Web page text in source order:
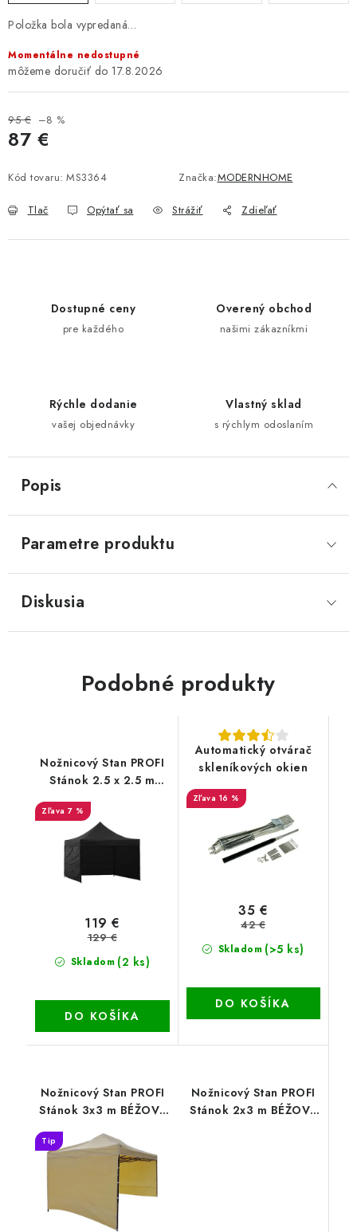
Položka bola vypredaná…
Momentálne nedostupné
17.8.2026
95 € –8 %
87 €
Kód tovaru: MS3364 Značka:MODERNHOME
Tlač Opýtať sa Strážiť Zdieľať
Dostupné ceny
pre každého
Overený obchod
našimi zákazníkmi
Rýchle dodanie
vašej objednávky
Vlastný sklad
s rýchlym odoslaním
Popis
Parametre produktu
Diskusia
Podobné produkty
Nožnicový Stan PROFI
Stánok 2.5 x 2.5 m
ČIERNY 820D
7 %
Skladom (2 ks)
119 €
129 €
DO KOŠÍKA
Automatický otvárač
skleníkových okien
16 %
Skladom (>5 ks)
35 €
42 €
DO KOŠÍKA
Nožnicový Stan PROFI
Stánok 3x3 m BÉŽOVÝ
Tip
Nožnicový Stan PROFI
Stánok 2x3 m BÉŽOVÝ